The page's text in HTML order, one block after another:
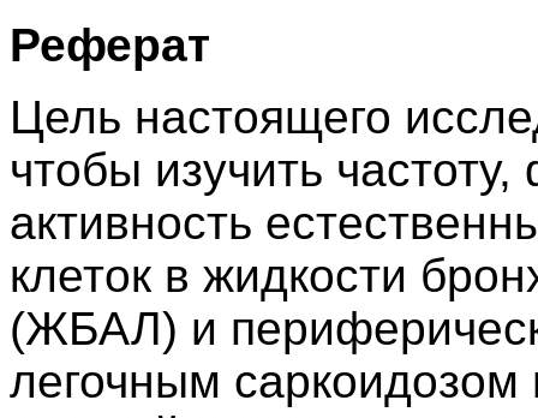
Реферат
Цель настоящего
чтобы изучить
активность
клеток в жидкости
(ЖБАЛ) и
легочным